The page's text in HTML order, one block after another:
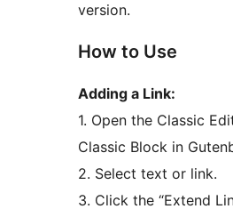
version.
How to Use
Adding a Link:
1. Open the Classic
Classic Block in
2. Select text or link.
3. Click the “Extend